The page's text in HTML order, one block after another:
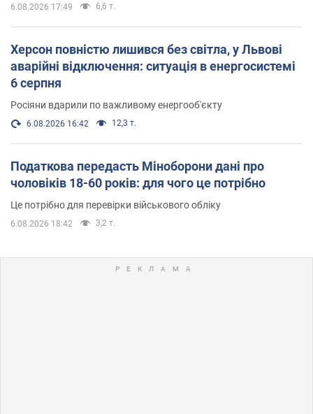
6.08.2026 17:49 6,6 т.
Херсон повністю лишився без світла, у Львові
аварійні відключення: ситуація в енергосистемі
6 серпня
Росіяни вдарили по важливому енергооб'єкту
6.08.2026 16:42 12,3 т.
Податкова передасть Міноборони дані про
чоловіків 18-60 років: для чого це потрібно
Це потрібно для перевірки військового обліку
6.08.2026 18:42 3,2 т.